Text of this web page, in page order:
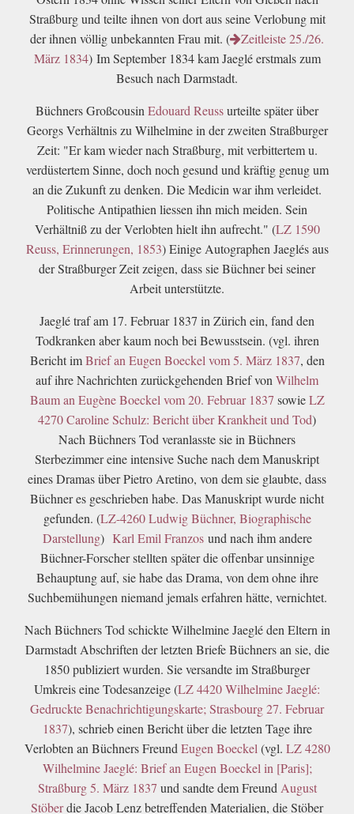
Straßburg und teilte ihnen von dort aus seine Verlobung mit
der ihnen völlig unbekannten Frau mit. (
Zeitleiste 25./26.
März 1834) Im September 1834 kam Jaeglé erstmals zum
Besuch nach Darmstadt.
Büchners Großcousin Edouard Reussurteilte später über
Georgs Verhältnis zu Wilhelmine in der zweiten Straßburger
Zeit: "Er kam wieder nach Straßburg, mit verbittertem u.
verdüstertem Sinne, doch noch gesund und kräftig genug um
an die Zukunft zu denken. Die Medicin war ihm verleidet.
Politische Antipathien liessen ihn mich meiden. Sein
Verhältniß zu der Verlobten hielt ihn aufrecht." (LZ 1590
Reuss, Erinnerungen, 1853) Einige Autographen Jaeglés aus
der Straßburger Zeit zeigen, dass sie Büchner bei seiner
Arbeit unterstützte.
Jaeglé traf am 17. Februar 1837 in Zürich ein, fand den
Todkranken aber kaum noch bei Bewusstsein. (vgl. ihren
Bericht imBrief an Eugen Boeckel vom 5. März 1837, den
auf ihre Nachrichten zurückgehenden Brief von Wilhelm
Baum an Eugène Boeckel vom 20. Februar 1837 sowieLZ
4270 Caroline Schulz: Bericht über Krankheit und Tod)
Nach Büchners Tod veranlasste sie in Büchners
Sterbezimmer eine intensive Suche nach dem Manuskript
eines Dramas über Pietro Aretino, von dem sie glaubte, dass
Büchner es geschrieben habe. Das Manuskript wurde nicht
gefunden. (LZ-4260 Ludwig Büchner, Biographische
Darstellung) Karl Emil Franzos und nach ihm andere
Büchner-Forscher stellten später die offenbar unsinnige
Behauptung auf, sie habe das Drama, von dem ohne ihre
Suchbemühungen niemand jemals erfahren hätte, vernichtet.
Nach Büchners Tod schickte Wilhelmine Jaeglé den Eltern in
Darmstadt Abschriften der letzten Briefe Büchners an sie, die
1850 publiziert wurden. Sie versandte im Straßburger
Umkreis eine Todesanzeige (LZ 4420 Wilhelmine Jaeglé:
Gedruckte Benachrichtigungskarte; Strasbourg 27. Februar
1837), schrieb einen Bericht über die letzten Tage ihre
Verlobten an Büchners Freund Eugen Boeckel (vgl. LZ 4280
Wilhelmine Jaeglé: Brief an Eugen Boeckel in [Paris];
Straßburg 5. März 1837 und sandte dem Freund August
Stöberdie Jacob Lenz betreffenden Materialien, die Stöber